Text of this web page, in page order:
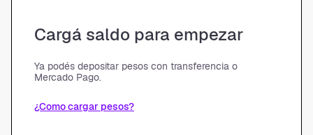
Cargá saldo para empezar
Ya podés depositar pesos con transferencia o
Mercado Pago.
¿Como cargar pesos?